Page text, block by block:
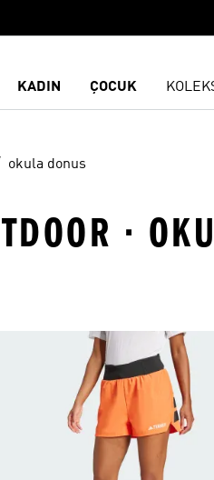
KADIN ÇOCUK
okula donus
·
Listesine Ekle